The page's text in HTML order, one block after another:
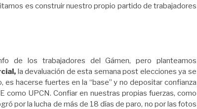
es construir nuestro propio partido de trabajadores
de los trabajadores del Gámen, pero planteamos
la devaluación de esta semana post elecciones ya se
hacerse fuertes en la “base” y no depositar confianza
como UPCN. Confiar en nuestras propias fuerzas, como
por la lucha de más de 18 días de paro, no por las fotos